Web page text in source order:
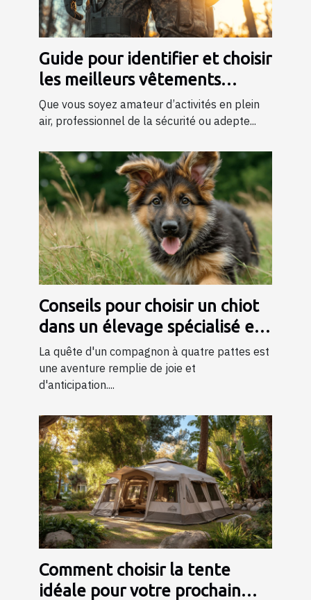
Guide pour identifier et choisir
les meilleurs vêtements
tactiques
Que vous soyez amateur d’activités en plein
air, professionnel de la sécurité ou adepte...
Conseils pour choisir un chiot
dans un élevage spécialisé en
bergers
La quête d'un compagnon à quatre pattes est
une aventure remplie de joie et
d'anticipation....
Comment choisir la tente
idéale pour votre prochain